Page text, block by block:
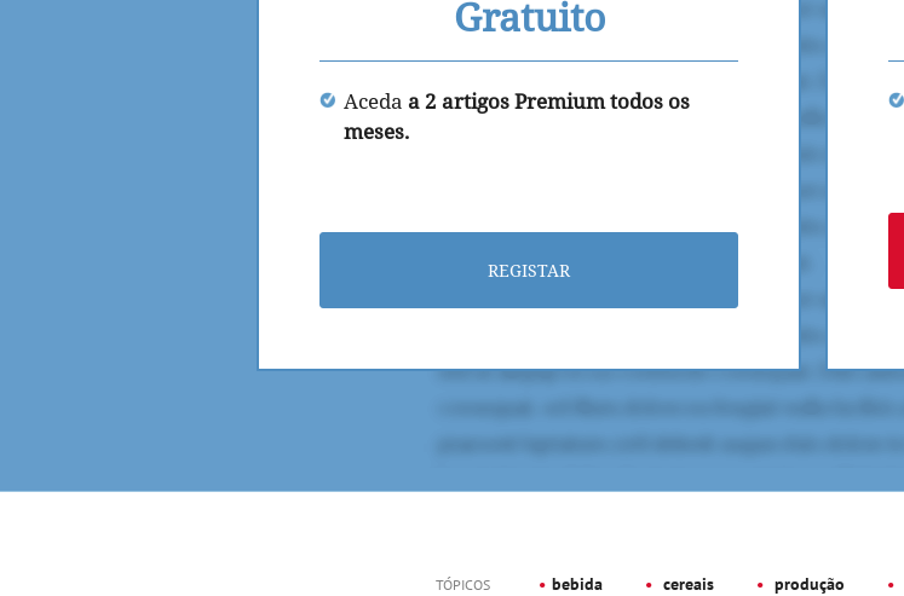
Gratuito
Aceda a 2 artigos Premium todos os
meses.
REGISTAR
TÓPICOS bebida cereais produção